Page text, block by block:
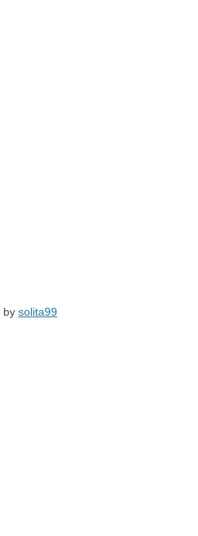
by solita99